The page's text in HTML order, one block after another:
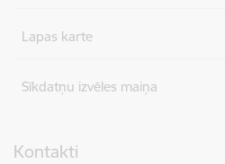
Lapas karte
Sīkdatņu izvēles maiņa
Kontakti